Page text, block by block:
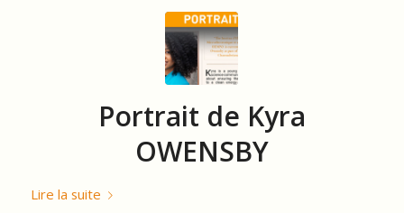
Portrait de Kyra
OWENSBY
Lire la suite